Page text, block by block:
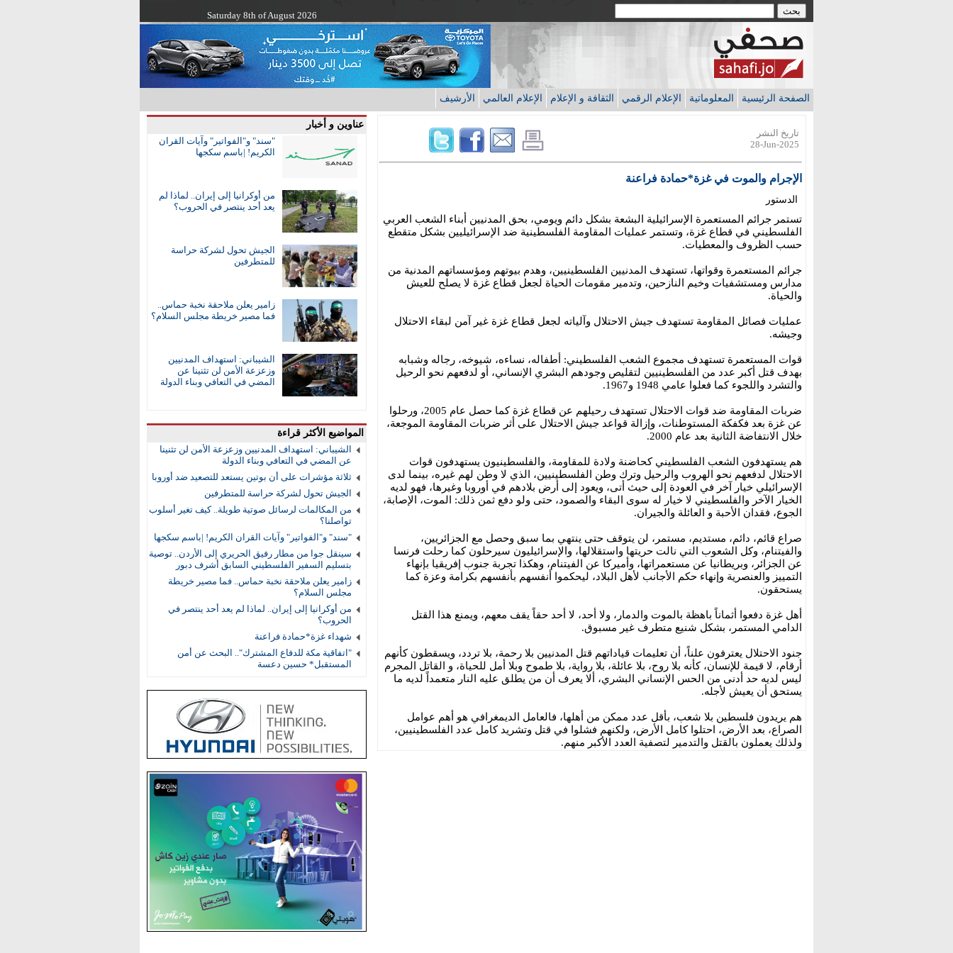
Saturday 8th of August 2026
الصفحة الرئيسية المعلوماتية الإعلام الرقمي الثقافة و الإعلام الإعلام العالمي الأرشيف
عناوين و أخبار
"سند" و"الفواتير" وآيات القران
الكريم! |باسم سكجها
من أوكرانيا إلى إيران.. لماذا لم
يعد أحد ينتصر في الحروب؟
الجيش تحول لشركة حراسة
للمتطرفين
زامير يعلن ملاحقة نخبة حماس..
فما مصير خريطة مجلس السلام؟
الشيباني: استهداف المدنيين
وزعزعة الأمن لن تثنينا عن
المضي في التعافي وبناء الدولة
المواضيع الأكثر قراءة
الشيباني: استهداف المدنيين وزعزعة الأمن لن تثنينا
عن المضي في التعافي وبناء الدولة
ثلاثة مؤشرات على أن بوتين يستعد للتصعيد ضد أوروبا
الجيش تحول لشركة حراسة للمتطرفين
من المكالمات لرسائل صوتية طويلة.. كيف تغير أسلوب
تواصلنا؟
"سند" و"الفواتير" وآيات القران الكريم! |باسم سكجها
سينقل جوا من مطار رفيق الحريري إلى الأردن.. توصية
بتسليم السفير الفلسطيني السابق أشرف دبور
زامير يعلن ملاحقة نخبة حماس.. فما مصير خريطة
مجلس السلام؟
من أوكرانيا إلى إيران.. لماذا لم يعد أحد ينتصر في
الحروب؟
شهداء غزة*حمادة فراعنة
"اتفاقية مكة للدفاع المشترك".. البحث عن أمن
المستقبل* حسين دعسة
تاريخ النشر
28-Jun-2025
الإجرام والموت في غزة*حمادة فراعنة
الدستور
تستمر جرائم المستعمرة الإسرائيلية البشعة بشكل دائم ويومي، بحق المدنيين أبناء الشعب العربي
الفلسطيني في قطاع غزة، وتستمر عمليات المقاومة الفلسطينية ضد الإسرائيليين بشكل متقطع
حسب الظروف والمعطيات.
جرائم المستعمرة وقواتها، تستهدف المدنيين الفلسطينيين، وهدم بيوتهم ومؤسساتهم المدنية من
مدارس ومستشفيات وخيم النازحين، وتدمير مقومات الحياة لجعل قطاع غزة لا يصلح للعيش
والحياة.
عمليات فصائل المقاومة تستهدف جيش الاحتلال وآلياته لجعل قطاع غزة غير آمن لبقاء الاحتلال
وجيشه.
قوات المستعمرة تستهدف مجموع الشعب الفلسطيني: أطفاله، نساءه، شيوخه، رجاله وشبابه
بهدف قتل أكبر عدد من الفلسطينيين لتقليص وجودهم البشري الإنساني، أو لدفعهم نحو الرحيل
والتشرد واللجوء كما فعلوا عامي 1948 و1967.
ضربات المقاومة ضد قوات الاحتلال تستهدف رحيلهم عن قطاع غزة كما حصل عام 2005، ورحلوا
عن غزة بعد فكفكة المستوطنات، وإزالة قواعد جيش الاحتلال على أثر ضربات المقاومة الموجعة،
خلال الانتفاضة الثانية بعد عام 2000.
هم يستهدفون الشعب الفلسطيني كحاضنة ولادة للمقاومة، والفلسطينيون يستهدفون قوات
الاحتلال لدفعهم نحو الهروب والرحيل وترك وطن الفلسطينيين، الذي لا وطن لهم غيره، بينما لدى
الإسرائيلي خيار آخر في العودة إلى حيث أتى، ويعود إلى أرض بلادهم في أوروبا وغيرها، فهو لديه
الخيار الآخر والفلسطيني لا خيار له سوى البقاء والصمود، حتى ولو دفع ثمن ذلك: الموت، الإصابة،
الجوع، فقدان الأحبة و العائلة والجيران.
صراع قائم، دائم، مستديم، مستمر، لن يتوقف حتى ينتهي بما سبق وحصل مع الجزائريين،
والفيتنام، وكل الشعوب التي نالت حريتها واستقلالها، والإسرائيليون سيرحلون كما رحلت فرنسا
عن الجزائر، وبريطانيا عن مستعمراتها، وأميركا عن الفيتنام، وهكذا تجربة جنوب إفريقيا بإنهاء
التمييز والعنصرية وإنهاء حكم الأجانب لأهل البلاد، ليحكموا أنفسهم بأنفسهم بكرامة وعزة كما
يستحقون.
أهل غزة دفعوا أثماناً باهظة بالموت والدمار، ولا أحد، لا أحد حقاً يقف معهم، ويمنع هذا القتل
الدامي المستمر، بشكل شنيع متطرف غير مسبوق.
جنود الاحتلال يعترفون علناً، أن تعليمات قياداتهم قتل المدنيين بلا رحمة، بلا تردد، ويسقطون كأنهم
أرقام، لا قيمة للإنسان، كأنه بلا روح، بلا عائلة، بلا رواية، بلا طموح وبلا أمل للحياة، و القاتل المجرم
ليس لديه حد أدنى من الحس الإنساني البشري، ألا يعرف أن من يطلق عليه النار متعمداً لديه ما
يستحق أن يعيش لأجله.
هم يريدون فلسطين بلا شعب، بأقل عدد ممكن من أهلها، فالعامل الديمغرافي هو أهم عوامل
الصراع، بعد الأرض، احتلوا كامل الأرض، ولكنهم فشلوا في قتل وتشريد كامل عدد الفلسطينيين،
ولذلك يعملون بالقتل والتدمير لتصفية العدد الأكبر منهم.